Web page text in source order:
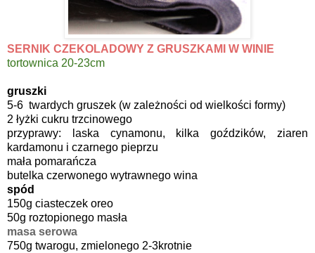
SERNIK CZEKOLADOWY Z GRUSZKAMI W WINIE
tortownica 20-23cm
gruszki
5-6 twardych gruszek (w zależności od wielkości formy)
2 łyżki cukru trzcinowego
przyprawy: laska cynamonu, kilka goździków, ziaren
kardamonu i czarnego pieprzu
mała pomarańcza
butelka czerwonego wytrawnego wina
spód
150g ciasteczek oreo
50g roztopionego masła
masa serowa
750g twarogu, zmielonego 2-3krotnie